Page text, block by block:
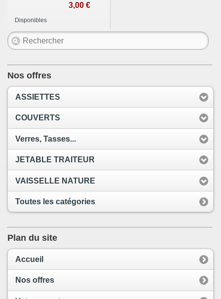
3,00 €
Disponibles
Nos offres
ASSIETTES
COUVERTS
Verres, Tasses...
JETABLE TRAITEUR
VAISSELLE NATURE
Toutes les catégories
Plan du site
Accueil
Nos offres